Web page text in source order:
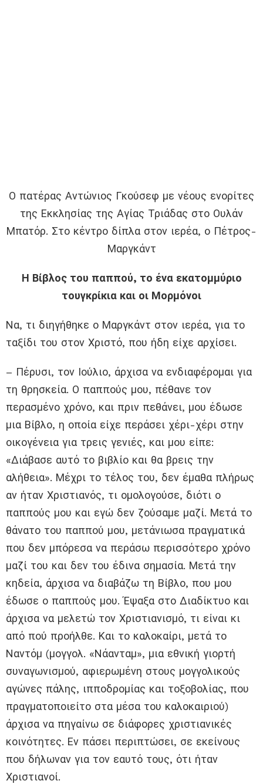
Ο πατέρας Αντώνιος Γκούσεφ με νέους ενορίτες
της Εκκλησίας της Αγίας Τριάδας στο Ουλάν
Μπατόρ. Στο κέντρο δίπλα στον ιερέα, ο Πέτρος-
Μαργκάντ
Η Βίβλος του παππού, το ένα εκατομμύριο
τουγκρίκια και οι Μορμόνοι
Να, τι διηγήθηκε ο Μαργκάντ στον ιερέα, για το
ταξίδι του στον Χριστό, που ήδη είχε αρχίσει.
– Πέρυσι, τον Ιούλιο, άρχισα να ενδιαφέρομαι για
τη θρησκεία. Ο παππούς μου, πέθανε τον
περασμένο χρόνο, και πριν πεθάνει, μου έδωσε
μια Βίβλο, η οποία είχε περάσει χέρι-χέρι στην
οικογένεια για τρεις γενιές, και μου είπε:
«Διάβασε αυτό το βιβλίο και θα βρεις την
αλήθεια». Μέχρι το τέλος του, δεν έμαθα πλήρως
αν ήταν Χριστιανός, τι ομολογούσε, διότι ο
παππούς μου και εγώ δεν ζούσαμε μαζί. Μετά το
θάνατο του παππού μου, μετάνιωσα πραγματικά
που δεν μπόρεσα να περάσω περισσότερο χρόνο
μαζί του και δεν του έδινα σημασία. Μετά την
κηδεία, άρχισα να διαβάζω τη Βίβλο, που μου
έδωσε ο παππούς μου. Έψαξα στο Διαδίκτυο και
άρχισα να μελετώ τον Χριστιανισμό, τι είναι κι
από πού προήλθε. Και το καλοκαίρι, μετά το
Ναντόμ (μογγολ. «Νάανταμ», μια εθνική γιορτή
συναγωνισμού, αφιερωμένη στους μογγολικούς
αγώνες πάλης, ιπποδρομίας και τοξοβολίας, που
πραγματοποιείτο στα μέσα του καλοκαιριού)
άρχισα να πηγαίνω σε διάφορες χριστιανικές
κοινότητες. Εν πάσει περιπτώσει, σε εκείνους
που δήλωναν για τον εαυτό τους, ότι ήταν
Χριστιανοί.